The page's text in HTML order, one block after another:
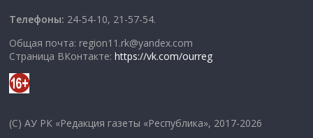
Телефоны: 24-54-10, 21-57-54.
Общая почта: region11.rk@yandex.com
Страница ВКонтакте:https://vk.com/ourreg
(C) АУ РК «Редакция газеты «Республика», 2017-2026